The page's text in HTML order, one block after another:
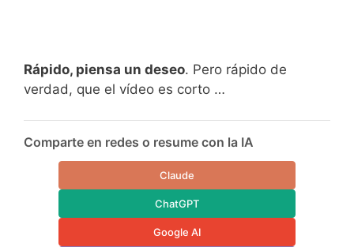
Rápido, piensa un deseo. Pero rápido de
verdad, que el vídeo es corto …
Comparte en redes o resume con la IA
Claude
ChatGPT
Google AI